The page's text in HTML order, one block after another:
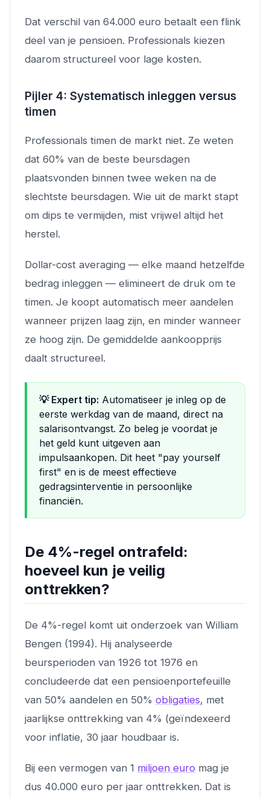
Dat verschil van 64.000 euro betaalt een flink
deel van je pensioen. Professionals kiezen
daarom structureel voor lage kosten.
Pijler 4: Systematisch inleggen versus
timen
Professionals timen de markt niet. Ze weten
dat 60% van de beste beursdagen
plaatsvonden binnen twee weken na de
slechtste beursdagen. Wie uit de markt stapt
om dips te vermijden, mist vrijwel altijd het
herstel.
Dollar-cost averaging — elke maand hetzelfde
bedrag inleggen — elimineert de druk om te
timen. Je koopt automatisch meer aandelen
wanneer prijzen laag zijn, en minder wanneer
ze hoog zijn. De gemiddelde aankoopprijs
daalt structureel.
💡 Expert tip: Automatiseer je inleg op de
eerste werkdag van de maand, direct na
salarisontvangst. Zo beleg je voordat je
het geld kunt uitgeven aan
impulsaankopen. Dit heet "pay yourself
first" en is de meest effectieve
gedragsinterventie in persoonlijke
financiën.
De 4%-regel ontrafeld:
hoeveel kun je veilig
onttrekken?
De 4%-regel komt uit onderzoek van William
Bengen (1994). Hij analyseerde
beursperioden van 1926 tot 1976 en
concludeerde dat een pensioenportefeuille
van 50% aandelen en 50% obligaties, met
jaarlijkse onttrekking van 4% (geïndexeerd
voor inflatie, 30 jaar houdbaar is.
Bij een vermogen van 1 miljoen euro mag je
dus 40.000 euro per jaar onttrekken. Dat is